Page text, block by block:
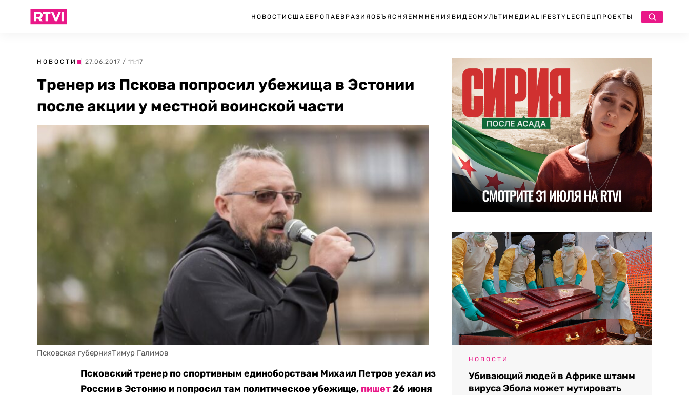
НОВОСТИ США ЕВРОПА ЕВРАЗИЯ ОБЪЯСНЯЕМ МНЕНИЯ ВИДЕО МУЛЬТИМЕДИА LIFESTYLEСПЕЦПРОЕКТЫ
НОВОСТИ | 27.06.2017 / 11:17
Тренер из Пскова попросил убежища в Эстонии
после акции у местной воинской части
Псковская губернияТимур Галимов
Псковский тренер по спортивным единоборствам Михаил Петров уехал из
России в Эстонию и попросил там политическое убежище, пишет26 июня
НОВОСТИ
Убивающий людей в Африке штамм
вируса Эбола может мутировать